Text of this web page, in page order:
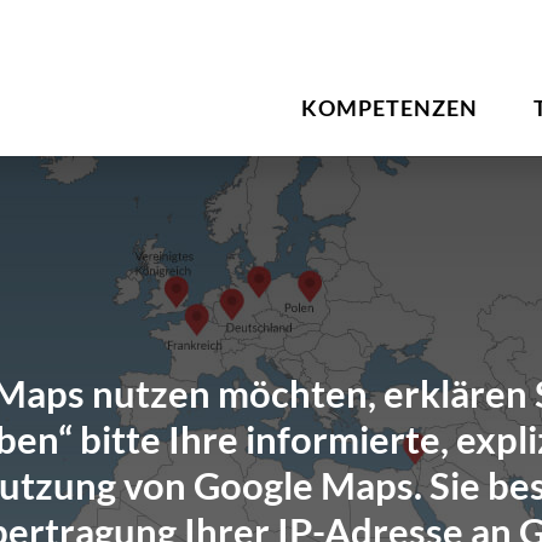
KOMPETENZEN
nutzen möchten, erklären
bitte Ihre informierte,
von Google Maps. Sie
Ihrer IP-Adresse an